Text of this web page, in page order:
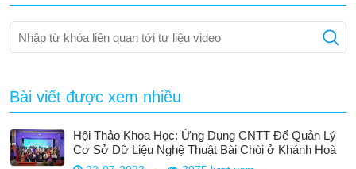
Bài viết được xem nhiều
Hội Thảo Khoa Học: Ứng Dụng CNTT Để Quản Lý
Cơ Sở Dữ Liệu Nghệ Thuật Bài Chòi ở Khánh Hoà